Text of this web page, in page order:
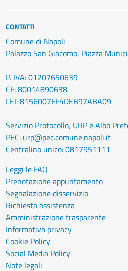
CONTATTI
Comune di Napoli
Palazzo San Giacomo, Piazza
P. IVA: 01207650639
CF: 80014890638
LEI: 8156007FF4DEB97ABA09
Servizio Protocollo, URP e Albo
PEC: urp@pec.comune.napoli.it
Centralino unico:0817951111
Leggi le FAQ
Prenotazione appuntamento
Segnalazione disservizio
Richiesta assistenza
Amministrazione trasparente
Informativa privacy
Cookie Policy
Social Media Policy
Note legali